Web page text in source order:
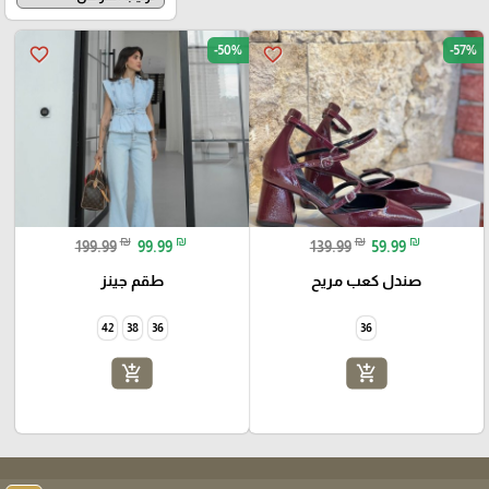
favorite_border -57%
139.99 ₪ 59.99 ₪
صندل كعب مريح
36
add_shopping_cart
favorite_border -50%
199.99 ₪ 99.99 ₪
طقم جينز
36
38
42
add_shopping_cart